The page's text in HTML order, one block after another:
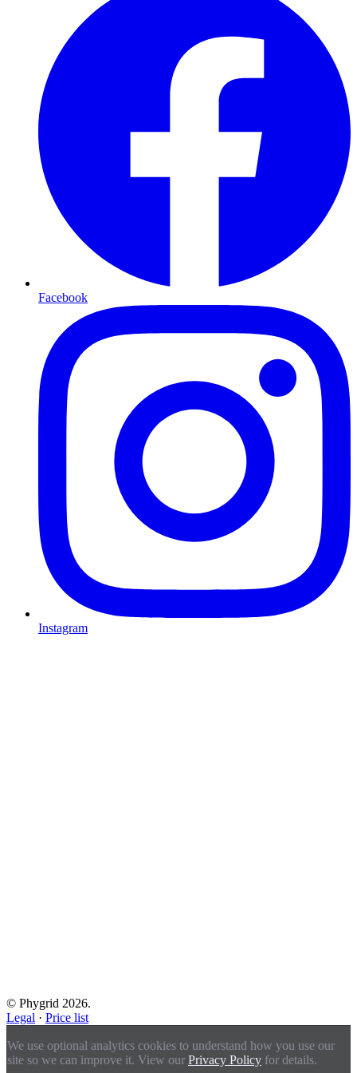
Facebook
Instagram
© Phygrid 2026.
Legal · Price list
We use optional analytics cookies to understand how you use our
site so we can improve it. View our Privacy Policy for details.